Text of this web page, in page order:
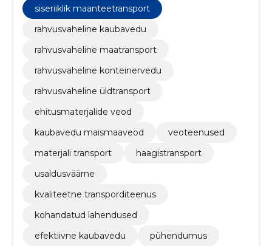
muud!
siseriiklik maanteetransport
rahvusvaheline kaubavedu
rahvusvaheline maatransport
rahvusvaheline konteinervedu
rahvusvaheline üldtransport
ehitusmaterjalide veod
kaubavedu maismaaveod
veoteenused
materjali transport
haagistransport
usaldusväärne
kvaliteetne transporditeenus
kohandatud lahendused
efektiivne kaubavedu
pühendumus